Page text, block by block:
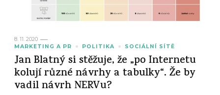
8. 11. 2020
MARKETING A PR
POLITIKA SOCIÁLNÍ SÍTĚ
Jan Blatný si stěžuje, že „po Internetu
kolují různé návrhy a tabulky“. Že by
vadil návrh NERVu?